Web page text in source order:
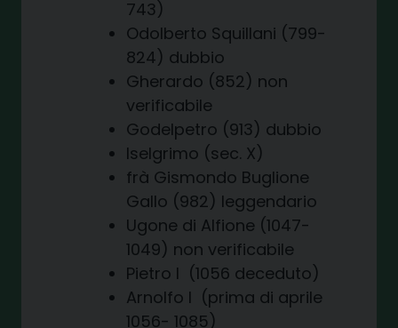
743)
Odolberto Squillani (799-
824) dubbio
Gherardo (852) non
verificabile
Godelpetro (913) dubbio
Iselgrimo (sec. X)
frà Gismondo Buglione
Gallo (982) leggendario
Ugone di Alfione (1047-
1049) non verificabile
Pietro I (1056 deceduto)
Arnolfo I (prima di aprile
1056- 1085)